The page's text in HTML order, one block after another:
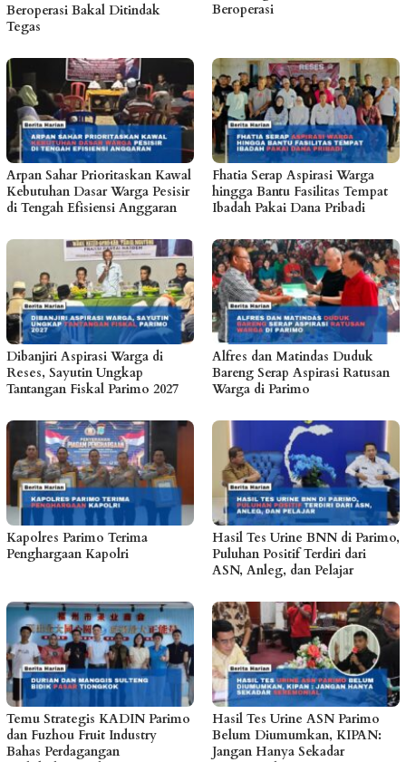
Beroperasi Bakal Ditindak
Tegas
Beroperasi
Arpan Sahar Prioritaskan Kawal
Kebutuhan Dasar Warga Pesisir
di Tengah Efisiensi Anggaran
Fhatia Serap Aspirasi Warga
hingga Bantu Fasilitas Tempat
Ibadah Pakai Dana Pribadi
Dibanjiri Aspirasi Warga di
Reses, Sayutin Ungkap
Tantangan Fiskal Parimo 2027
Alfres dan Matindas Duduk
Bareng Serap Aspirasi Ratusan
Warga di Parimo
Kapolres Parimo Terima
Penghargaan Kapolri
Hasil Tes Urine BNN di Parimo,
Puluhan Positif Terdiri dari
ASN, Anleg, dan Pelajar
Temu Strategis KADIN Parimo
dan Fuzhou Fruit Industry
Bahas Perdagangan
Hasil Tes Urine ASN Parimo
Belum Diumumkan, KIPAN:
Jangan Hanya Sekadar